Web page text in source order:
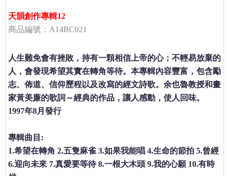
天韻創作專輯12
商品編號：A14BC021
人生難免會有挫敗，持有一顆相信上帝的心；不輕易放棄的
人，會發現希望其實在轉角等待。本專輯內容豐富，包含勵
志、佈道、信仰歷程以及改寫的經文詩歌。余也魯教授和畫
家黃美廉的歌詞～經典的作品，讓人感動，使人回味。
1997年8月發行
專輯曲目:
1.希望在轉角 2.五隻麻雀 3.如果我能唱 4.生命的節拍 5.曾經
6.迎向未來 7.真愛要等待 8.一根大木頭 9.我的心願 10.有時